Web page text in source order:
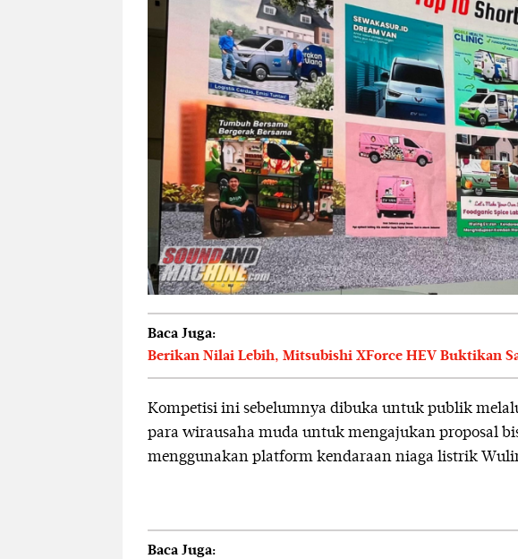
Baca Juga:
Berikan Nilai Lebih, Mitsubishi XForce HEV Buktikan
Kompetisi ini sebelumnya dibuka untuk publik
para wirausaha muda untuk mengajukan proposal
menggunakan platform kendaraan niaga listrik
Baca Juga: